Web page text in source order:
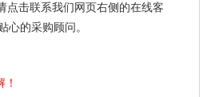
点击联系我们网页右侧的在线客
的采购顾问。